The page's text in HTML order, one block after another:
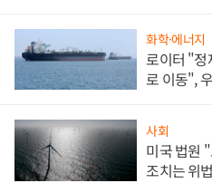
화학·에너지
로이터 "정
로 이동",
사회
미국 법원
조치는 위